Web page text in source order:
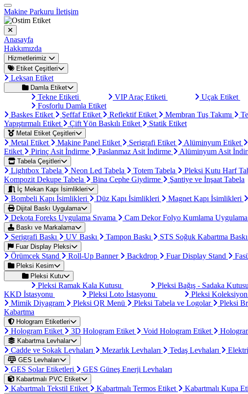
Makine Parkuru İletişim
Anasayfa
Hakkımızda
Hizmetlerimiz
Etiket Çeşitleri
Leksan Etiket
Damla Etiket
Tekne Etiketi VIP Araç Etiketi Uçak Etiket
Fosforlu Damla Etiket
Baskes Etiket
Şeffaf Etiket Reflektif Etiket Membran Tuş Takımı
Yapıştırmalı Etiket
Çift Yön Baskılı Etiket Statik Etiket
Metal Etiket Çeşitleri
Metal Etiket Makine Panel Etiket Serigrafi Etiket Alüminyum Etiket
Etiket
Pirinç Asit İndirme Paslanmaz Asit İndirme Alüminyum Asit
Tabela Çeşitleri
Lightbox Tabela Neon Led Tabela Totem Tabela Pleksi Kutu Harf
Kompozit Dekupe Tabela
Bina Cephe Giydirme Şantiye ve İnşaat Tabela
İç Mekan Kapı İsimlikleri
Bombeli Kapı İsimlikleri Düz Kapı İsimlikleri Magnet Kapı İsimlikleri
Dijital Baskı Uygulama
Dekota Foreks Uygulama Sıvama Cam Dekor Folyo Kumlama Uygulama
Baskı ve Markalama
Serigrafi Baskı UV Baskı Tampon Baskı STS Soğuk Kabartma Baskı
Fuar Display Pleksi
Örümcek Stand Roll-Up Banner Backdrop Fuar Display Stand
Pleksi Kesim
Pleksi Kutu
Pleksi Ramak Kala Kutusu Pleksi Bağış - Sadaka Kutusu
KKD İstasyonu
Pleksi Loto İstasyonu Pleksi Koleksiyon
Mimik Diyagram
Pleksi QR Menü Pleksi Tabela ve Logolar Pleksi
Kabartma
Hologram Etiketleri
Hologram Etiket 3D Hologram Etiket Void Hologram Etiket
Kabartma Levhalar
Cadde ve Sokak Levhaları Mezarlık Levhaları Tedaş Levhaları
GES Levhaları
GES Solar Etiketleri GES Güneş Enerji Levhaları
Kabartmalı PVC Etiket
Kabartmalı Tekstil Etiket Kabartmalı Termos Etiket Kabartmalı Kupa